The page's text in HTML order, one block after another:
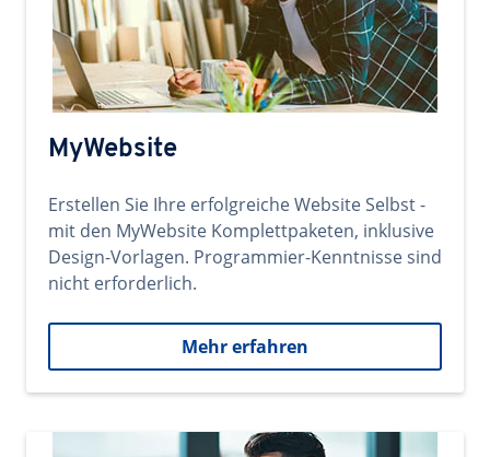
MyWebsite
Erstellen Sie Ihre erfolgreiche Website Selbst -
mit den MyWebsite Komplettpaketen, inklusive
Design-Vorlagen. Programmier-Kenntnisse sind
nicht erforderlich.
Mehr erfahren